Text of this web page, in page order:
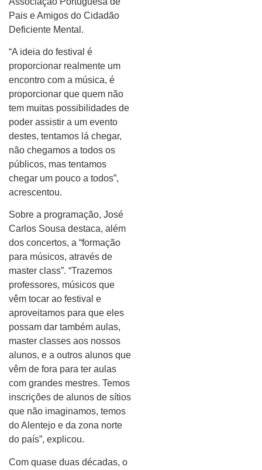
Pais e Amigos do Cidadão
Deficiente Mental.
“A ideia do festival é
proporcionar realmente um
encontro com a música, é
proporcionar que quem não
tem muitas possibilidades de
poder assistir a um evento
destes, tentamos lá chegar,
não chegamos a todos os
públicos, mas tentamos
chegar um pouco a todos”,
acrescentou.
Sobre a programação, José
Carlos Sousa destaca, além
dos concertos, a “formação
para músicos, através de
master class”. “Trazemos
professores, músicos que
vêm tocar ao festival e
aproveitamos para que eles
possam dar também aulas,
master classes aos nossos
alunos, e a outros alunos que
vêm de fora para ter aulas
com grandes mestres. Temos
inscrições de alunos de sítios
que não imaginamos, temos
do Alentejo e da zona norte
do país”, explicou.
Com quase duas décadas, o